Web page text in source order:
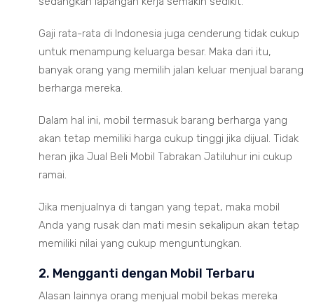
Gaji rata-rata di Indonesia juga cenderung tidak cukup
untuk menampung keluarga besar. Maka dari itu,
banyak orang yang memilih jalan keluar menjual barang
berharga mereka.
Dalam hal ini, mobil termasuk barang berharga yang
akan tetap memiliki harga cukup tinggi jika dijual. Tidak
heran jika Jual Beli Mobil Tabrakan Jatiluhur ini cukup
ramai.
Jika menjualnya di tangan yang tepat, maka mobil
Anda yang rusak dan mati mesin sekalipun akan tetap
memiliki nilai yang cukup menguntungkan.
2. Mengganti dengan Mobil Terbaru
Alasan lainnya orang menjual mobil bekas mereka